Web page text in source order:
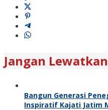
Jangan Lewatkan
Bangun Generasi
Inspiratif Kajati Jatim